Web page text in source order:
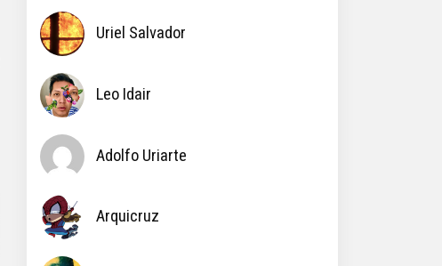
Uriel Salvador
Leo Idair
Adolfo Uriarte
Arquicruz